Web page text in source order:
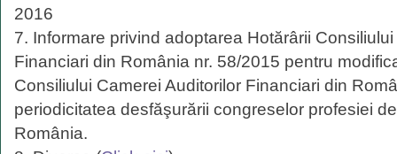
2016
7. Informare privind adoptarea Hotărârii
Financiari din România nr. 58/2015 pentru
Consiliului Camerei Auditorilor Financiari din
periodicitatea desfăşurării congreselor profesiei
România.